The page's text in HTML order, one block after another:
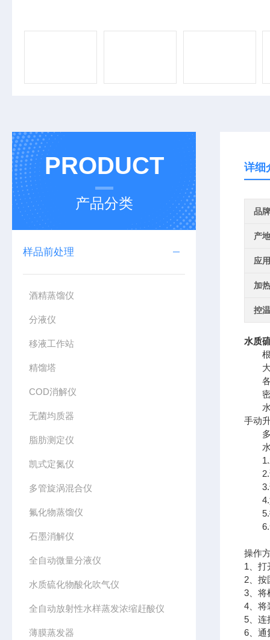
PRODUCT
产品分类
样品前处理
酒精蒸馏仪
分液仪
移液工作站
精馏塔
COD消解仪
无菌均质器
脂肪测定仪
凯式定氮仪
多管旋涡混合仪
氟化物蒸馏仪
石墨消解仪
全自动微量分液仪
水质硫化物酸化吹气仪
全自动放射性水样蒸发浓缩赶酸仪
薄膜蒸发器
详细
品牌
产
应
加
控
水质
根据
大
各
密闭
水质
手动
多
水
1.水
2.该
3.请
4.如
5.打
6.氮
操作
1、打
2、按
3、将
4、将
5、连
6、通